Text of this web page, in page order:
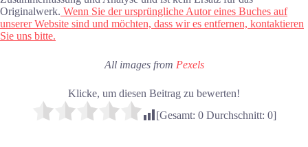
Originalwerk. Wenn Sie der ursprüngliche Autor eines Buches auf
unserer Website sind und möchten, dass wir es entfernen, kontaktieren
Sie uns bitte.
All images from Pexels
Klicke, um diesen Beitrag zu bewerten!
[Gesamt: 0Durchschnitt: 0]